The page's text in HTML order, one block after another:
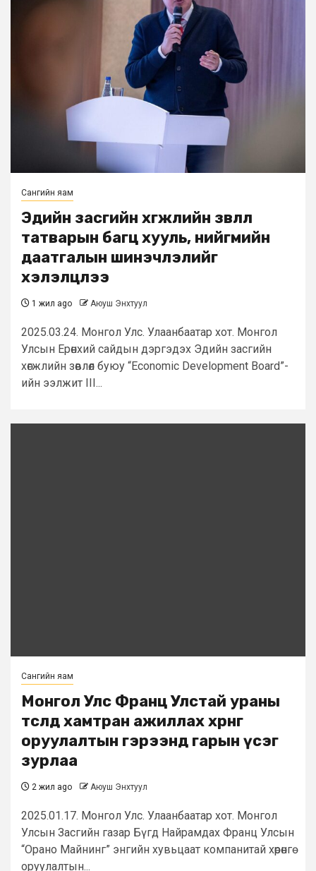
Сангийн яам
Эдийн засгийн хөгжлийн зөвлөл
татварын багц хууль, нийгмийн
даатгалын шинэчлэлийг
хэлэлцлээ
1 жил ago Аюуш Энхтуул
2025.03.24. Монгол Улс. Улаанбаатар хот. Монгол
Улсын Ерөнхий сайдын дэргэдэх Эдийн засгийн
хөгжлийн зөвлөл буюу “Economic Development Board”-
ийн ээлжит III...
Сангийн яам
Монгол Улс Франц Улстай ураны
төсөлд хамтран ажиллах хөрөнгө
оруулалтын гэрээнд гарын үсэг
зурлаа
2 жил ago Аюуш Энхтуул
2025.01.17. Монгол Улс. Улаанбаатар хот. Монгол
Улсын Засгийн газар Бүгд Найрамдах Франц Улсын
“Орано Майнинг” энгийн хувьцаат компанитай хөрөнгө
оруулалтын...